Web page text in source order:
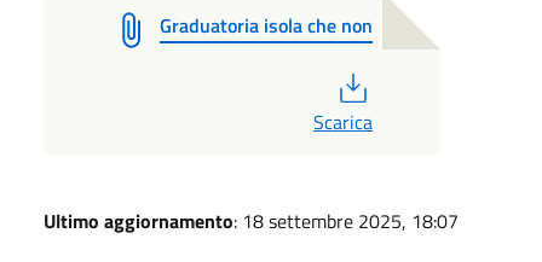
Graduatoria isola che non
Scarica
Ultimo aggiornamento: 18 settembre 2025, 18:07